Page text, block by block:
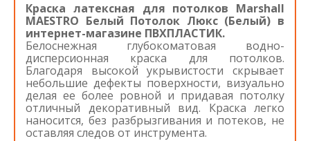
Краска латексная для потолков Marshall
MAESTRO Белый Потолок Люкс (Белый) в
интернет-магазине ПВХПЛАСТИК.
Белоснежная глубокоматовая водно-
дисперсионная краска для потолков.
Благодаря высокой укрывистости скрывает
небольшие дефекты поверхности, визуально
делая ее более ровной и придавая потолку
отличный декоративный вид. Краска легко
наносится, без разбрызгивания и потеков, не
оставляя следов от инструмента.